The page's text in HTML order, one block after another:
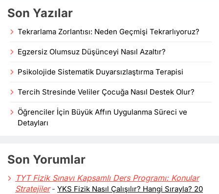
Son Yazılar
Tekrarlama Zorlantısı: Neden Geçmişi Tekrarlıyoruz?
Egzersiz Olumsuz Düşünceyi Nasıl Azaltır?
Psikolojide Sistematik Duyarsızlaştırma Terapisi
Tercih Stresinde Veliler Çocuğa Nasıl Destek Olur?
Öğrenciler İçin Büyük Affın Uygulanma Süreci ve
Detayları
Son Yorumlar
TYT Fizik Sınavı Kapsamlı Ders Programı: Konular
Stratejiler- YKS Fizik Nasıl Çalışılır? Hangi Sırayla? 20